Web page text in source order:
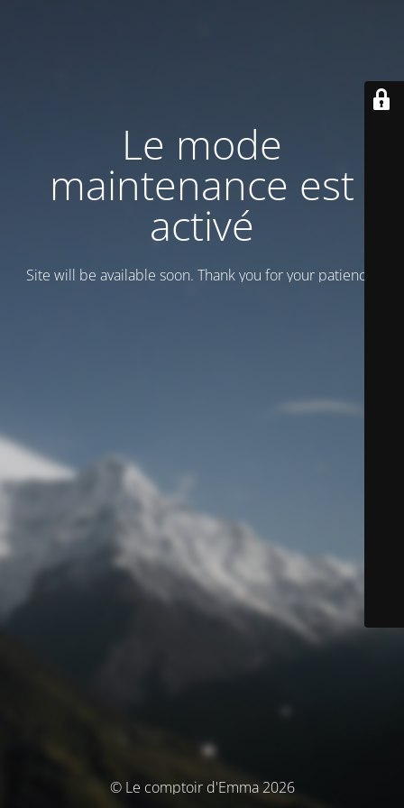
Le mode
maintenance est
activé
Site will be available soon. Thank you for your patience!
© Le comptoir d'Emma 2026